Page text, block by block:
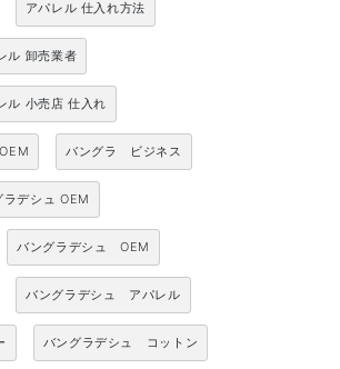
アパレル 仕入れ方法
ル 卸売業者
ル 小売店 仕入れ
バングラ ビジネス
ラデシュ OEM
バングラデシュ OEM
バングラデシュ アパレル
バングラデシュ コットン